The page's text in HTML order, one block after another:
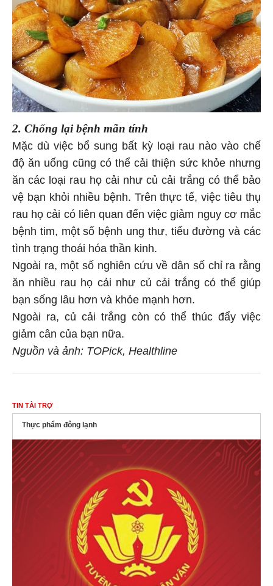
2. Chống lại bệnh mãn tính
Mặc dù việc bổ sung bất kỳ loại rau nào vào chế
độ ăn uống cũng có thể cải thiện sức khỏe nhưng
ăn các loại rau họ cải như củ cải trắng có thể bảo
vệ bạn khỏi nhiều bệnh. Trên thực tế, việc tiêu thụ
rau họ cải có liên quan đến việc giảm nguy cơ mắc
bệnh tim, một số bệnh ung thư, tiểu đường và các
tình trạng thoái hóa thần kinh.
Ngoài ra, một số nghiên cứu về dân số chỉ ra rằng
ăn nhiều rau họ cải như củ cải trắng có thể giúp
bạn sống lâu hơn và khỏe mạnh hơn.
Ngoài ra, củ cải trắng còn có thể thúc đẩy việc
giảm cân của bạn nữa.
Nguồn và ảnh: TOPick, Healthline
TIN TÀI TRỢ
Thực phẩm đông lạnh